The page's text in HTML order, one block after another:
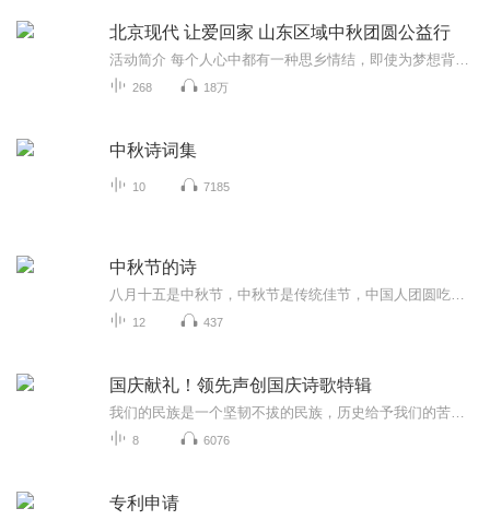
北京现代 让爱回家 山东区域中秋团圆公益行
268 18万
中秋诗词集
10 7185
中秋节的诗
12 437
国庆献礼！领先声创国庆诗歌特辑
8 6076
专利申请